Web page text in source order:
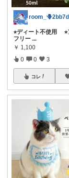
⭐︎ディート不使用 ⭐︎
フリー ...
￥ 1,100
0 0 3
コレ